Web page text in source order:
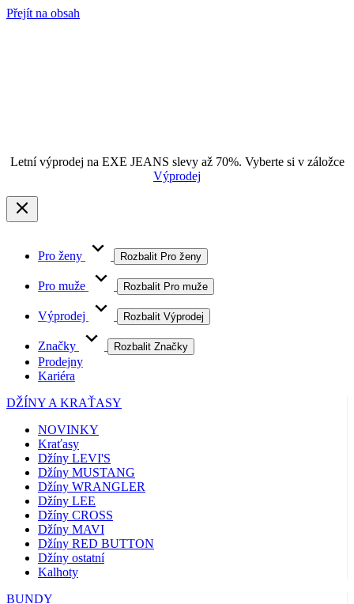
Přejít na obsah
Letní výprodej na EXE JEANS slevy až 70%. Vyberte si v záložce
Výprodej
Pro ženy Rozbalit Pro ženy
Pro muže Rozbalit Pro muže
Výprodej Rozbalit Výprodej
Značky Rozbalit Značky
Prodejny
Kariéra
DŽÍNY A KRAŤASY
NOVINKY
Kraťasy
Džíny LEVI'S
Džíny MUSTANG
Džíny WRANGLER
Džíny LEE
Džíny CROSS
Džíny MAVI
Džíny RED BUTTON
Džíny ostatní
Kalhoty
BUNDY